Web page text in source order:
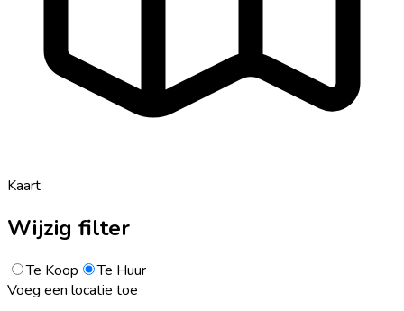
Kaart
Wijzig filter
Te Koop
Te Huur
Voeg een locatie toe